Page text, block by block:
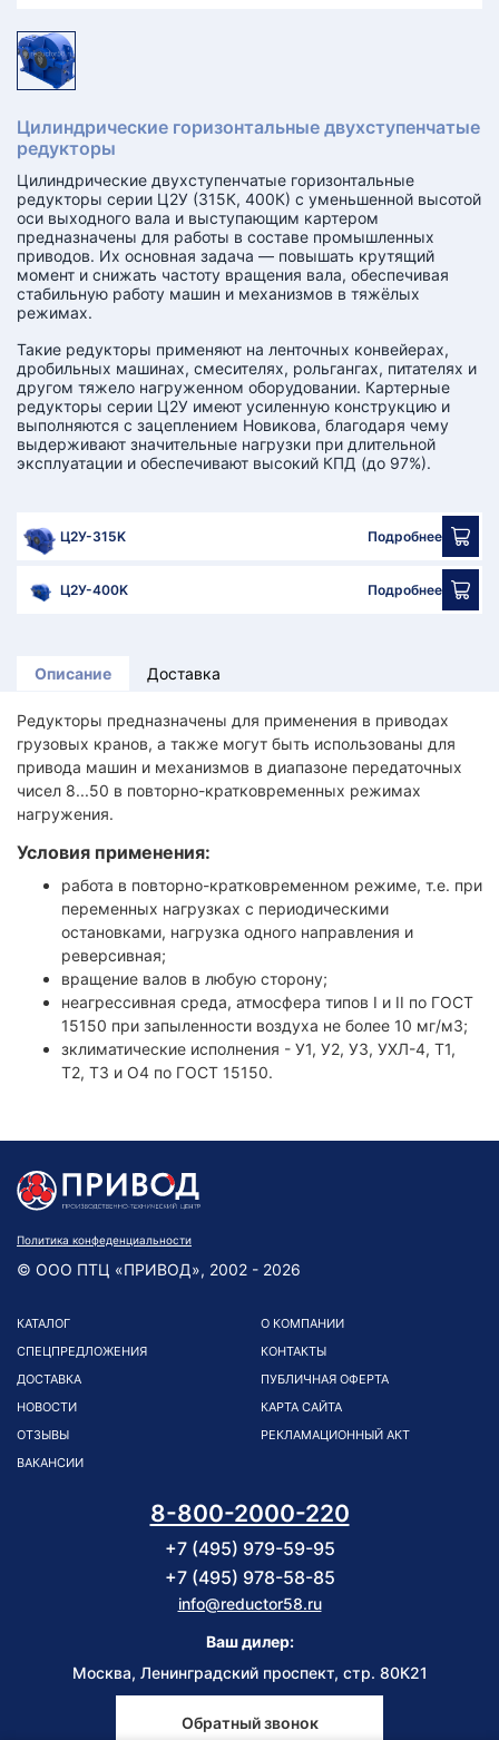
Цилиндрические горизонтальные двухступенчатые
редукторы
Цилиндрические двухступенчатые горизонтальные
редукторы серии Ц2У (315К, 400К) с уменьшенной высотой
оси выходного вала и выступающим картером
предназначены для работы в составе промышленных
приводов. Их основная задача — повышать крутящий
момент и снижать частоту вращения вала, обеспечивая
стабильную работу машин и механизмов в тяжёлых
режимах.
Такие редукторы применяют на ленточных конвейерах,
дробильных машинах, смесителях, рольгангах, питателях и
другом тяжело нагруженном оборудовании. Картерные
редукторы серии Ц2У имеют усиленную конструкцию и
выполняются с зацеплением Новикова, благодаря чему
выдерживают значительные нагрузки при длительной
эксплуатации и обеспечивают высокий КПД (до 97%).
Ц2У-315K Подробнее
Ц2У-400K Подробнее
Описание Доставка
Редукторы предназначены для применения в приводах
грузовых кранов, а также могут быть использованы для
привода машин и механизмов в диапазоне передаточных
чисел 8...50 в повторно-кратковременных режимах
нагружения.
Условия применения:
работа в повторно-кратковременном режиме, т.е. при
переменных нагрузках с периодическими
остановками, нагрузка одного направления и
реверсивная;
вращение валов в любую сторону;
неагрессивная среда, атмосфера типов I и II по ГОСТ
15150 при запыленности воздуха не более 10 мг/м3;
зклиматические исполнения - У1, У2, У3, УХЛ-4, Т1,
Т2, Т3 и О4 по ГОСТ 15150.
Политика конфеденциальности
© ООО ПТЦ «ПРИВОД», 2002 - 2026
КАТАЛОГ
СПЕЦПРЕДЛОЖЕНИЯ
ДОСТАВКА
НОВОСТИ
ОТЗЫВЫ
ВАКАНСИИ
О КОМПАНИИ
КОНТАКТЫ
ПУБЛИЧНАЯ ОФЕРТА
КАРТА САЙТА
РЕКЛАМАЦИОННЫЙ АКТ
8-800-2000-220
+7 (495) 979-59-95
+7 (495) 978-58-85
info@reductor58.ru
Ваш дилер:
Москва, Ленинградский проспект, стр. 80К21
Обратный звонок